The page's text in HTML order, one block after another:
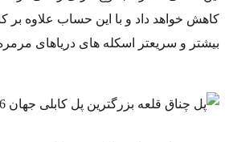
کاهش خواهد داد و با این حساب علاوه
بیشتر و سریعتر اسکله های دریاهای